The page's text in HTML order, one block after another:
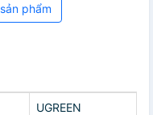
phẩm
UGREEN